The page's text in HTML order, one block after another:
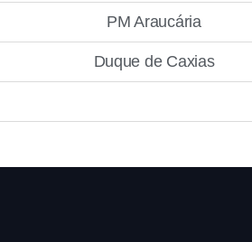
PM Araucária
Duque de Caxias